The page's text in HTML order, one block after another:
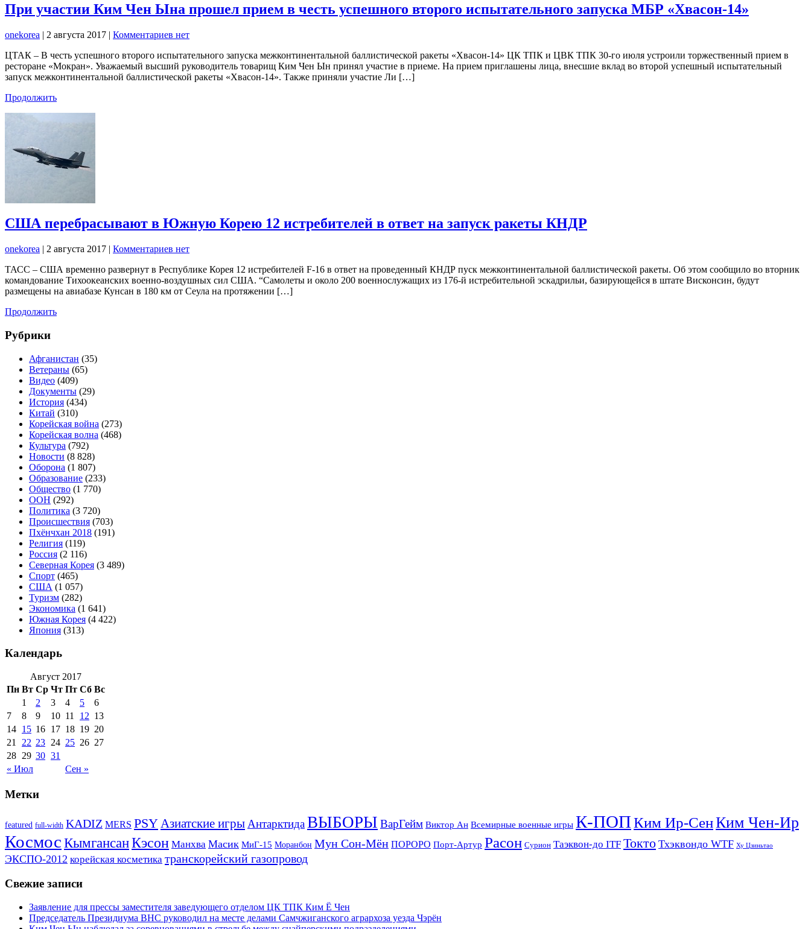
При участии Ким Чен Ына прошел прием в честь успешного второго испытательного запуска МБР «Хвасон-14»
onekorea | 2 августа 2017 | Комментариев нет
ЦТАК – В честь успешного второго испытательного запуска межконтинентальной баллистической ракеты «Хвасон-14» ЦК ТПК и ЦВК ТПК 30-го июля устроили торжественный прием в
ресторане «Мокран». Уважаемый высший руководитель товарищ Ким Чен Ын принял участие в приеме. На прием приглашены лица, внесшие вклад во второй успешный испытательный
запуск межконтинентальной баллистической ракеты «Хвасон-14». Также приняли участие Ли […]
Продолжить
США перебрасывают в Южную Корею 12 истребителей в ответ на запуск ракеты КНДР
onekorea | 2 августа 2017 | Комментариев нет
ТАСС – США временно развернут в Республике Корея 12 истребителей F-16 в ответ на проведенный КНДР пуск межконтинентальной баллистической ракеты. Об этом сообщило во вторник
командование Тихоокеанских военно-воздушных сил США. “Самолеты и около 200 военнослужащих из 176-й истребительной эскадрильи, базирующейся в штате Висконсин, будут
размещены на авиабазе Кунсан в 180 км от Сеула на протяжении […]
Продолжить
Рубрики
Афганистан (35)
Ветераны (65)
Видео (409)
Документы (29)
История (434)
Китай (310)
Корейская война (273)
Корейская волна (468)
Культура (792)
Новости (8 828)
Оборона (1 807)
Образование (233)
Общество (1 770)
ООН (292)
Политика (3 720)
Происшествия (703)
Пхёнчхан 2018 (191)
Религия (119)
Россия (2 116)
Северная Корея (3 489)
Спорт (465)
США (1 057)
Туризм (282)
Экономика (1 641)
Южная Корея (4 422)
Япония (313)
Календарь
Август 2017
Пн Вт Ср Чт Пт Сб Вс
« Июл Сен »
1 2 3 4 5
6
7
8 9 10 11 12 13
14 15 16 17 18 19 20
21
22 23 24 25 26 27
28 29 30 31
Метки
featured full-width KADIZ MERS PSYАзиатские игрыАнтарктидаВЫБОРЫ ВарГейм Виктор Ан Всемирные военные игры К-ПОПКим Ир-СенКим Чен-Ир
Космос КымгансанКэсон Манхва Масик МиГ-15 Моранбон Мун Сон-Мён ПОРОРО Порт-Артур Расон Сурион Таэквон-до ITF Токто Тхэквондо WTF Ху Цзиньтао
ЭКСПО-2012 корейская косметика транскорейский газопровод
Свежие записи
Заявление для прессы заместителя заведующего отделом ЦК ТПК Ким Ё Чен
Председатель Президиума ВНС руководил на месте делами Самчжиганского агрархоза уезда Чэрён